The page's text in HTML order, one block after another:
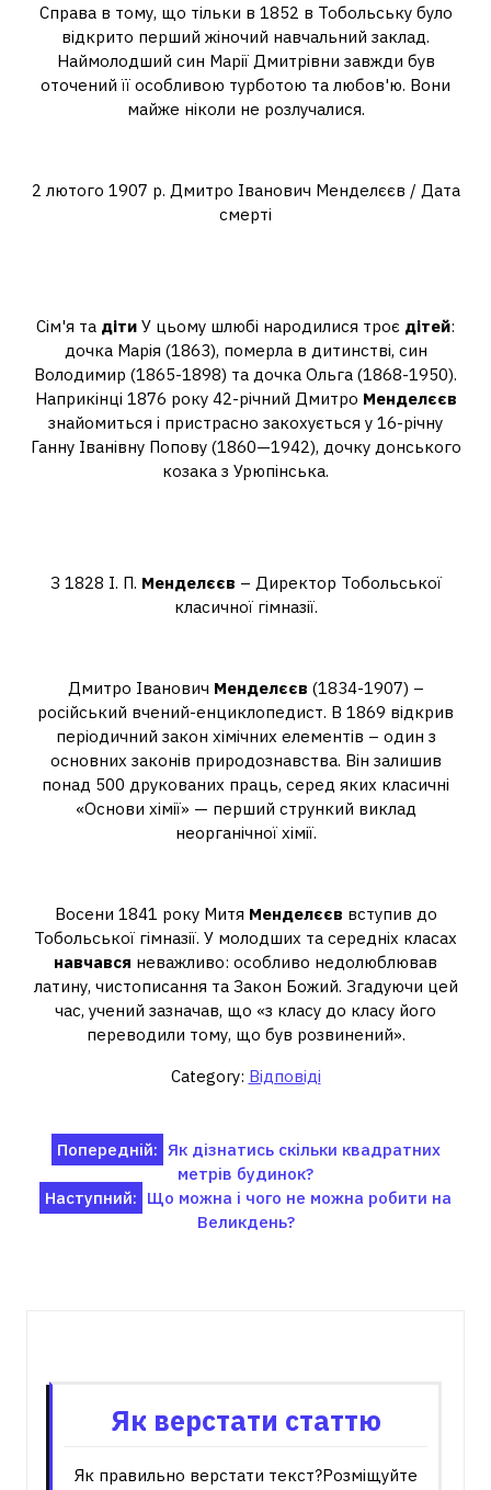
Справа в тому, що тільки в 1852 в Тобольську було
відкрито перший жіночий навчальний заклад.
Наймолодший син Марії Дмитрівни завжди був
оточений її особливою турботою та любов'ю. Вони
майже ніколи не розлучалися.
2 лютого 1907 р. Дмитро Іванович Менделєєв / Дата
смерті
Сім'я та діти У цьому шлюбі народилися троє дітей:
дочка Марія (1863), померла в дитинстві, син
Володимир (1865-1898) та дочка Ольга (1868-1950).
Наприкінці 1876 року 42-річний Дмитро Менделєєв
знайомиться і пристрасно закохується у 16-річну
Ганну Іванівну Попову (1860—1942), дочку донського
козака з Урюпінська.
З 1828 І. П. Менделєєв – Директор Тобольської
класичної гімназії.
Дмитро Іванович Менделєєв (1834-1907) –
російський вчений-енциклопедист. В 1869 відкрив
періодичний закон хімічних елементів – один з
основних законів природознавства. Він залишив
понад 500 друкованих праць, серед яких класичні
«Основи хімії» — перший стрункий виклад
неорганічної хімії.
Восени 1841 року Митя Менделєєв вступив до
Тобольської гімназії. У молодших та середніх класах
навчався неважливо: особливо недолюблював
латину, чистописання та Закон Божий. Згадуючи цей
час, учений зазначав, що «з класу до класу його
переводили тому, що був розвинений».
Category: Відповіді
Навігація
записів
Попередній: Як дізнатись скільки квадратних
метрів будинок?
Наступний: Що можна і чого не можна робити на
Великдень?
Як верстати статтю
Як правильно верстати текст?Розміщуйте